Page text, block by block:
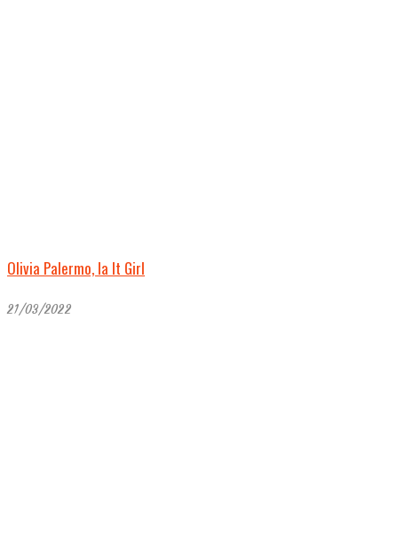
Olivia Palermo, la It Girl
21/03/2022